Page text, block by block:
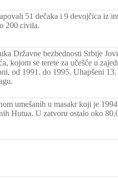
51 dečaka i 9 devojčica iz
200 civila.
Državne bezbednosti Srbije
kojom se terete za učešće u
od 1991. do 1995. Uhapšeni
umešanih u masakr koji je
Hutua. U zatvoru ostalo oko